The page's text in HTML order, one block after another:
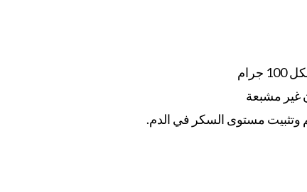
غير مشبعة
مستوى السكر في الدم.